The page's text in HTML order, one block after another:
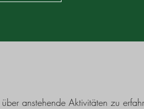
anstehende Aktivitäten zu